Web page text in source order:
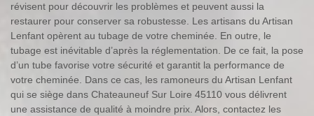
révisent pour découvrir les problèmes et peuvent aussi la
restaurer pour conserver sa robustesse. Les artisans du Artisan
Lenfant opèrent au tubage de votre cheminée. En outre, le
tubage est inévitable d’après la réglementation. De ce fait, la pose
d’un tube favorise votre sécurité et garantit la performance de
votre cheminée. Dans ce cas, les ramoneurs du Artisan Lenfant
qui se siège dans Chateauneuf Sur Loire 45110 vous délivrent
une assistance de qualité à moindre prix. Alors, contactez les